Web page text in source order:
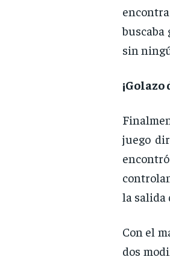
sin
juego
la salida
Con el
dos